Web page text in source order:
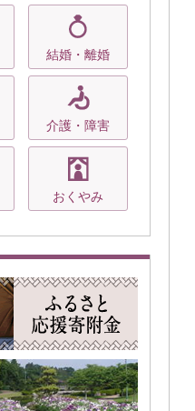
結婚・離婚
介護・障害
おくやみ